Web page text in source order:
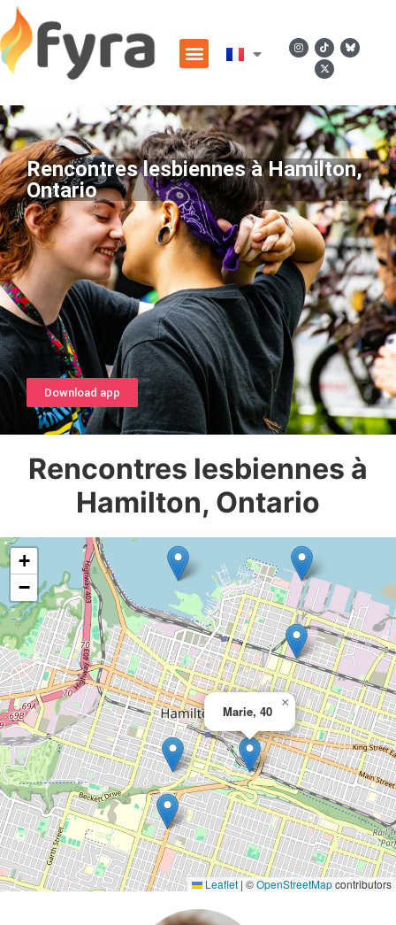
Rencontres lesbiennes à Hamilton,
Ontario
Download app
Rencontres lesbiennes à
Hamilton, Ontario
Marie, 40
×
+
−
Leaflet | ©OpenStreetMapcontributors